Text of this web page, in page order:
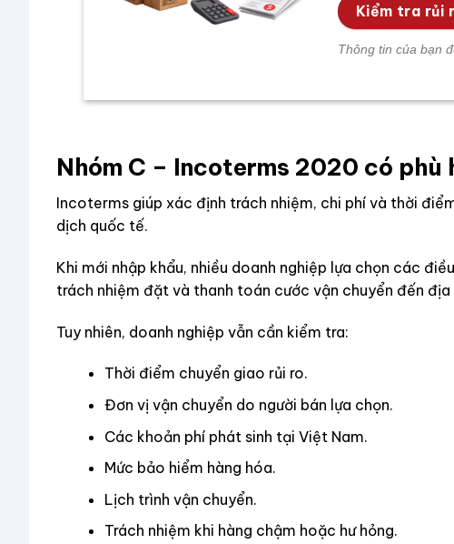
Kiểm tra rủi
Thông tin của bạn
Nhóm C – Incoterms 2020 có phù
Incoterms giúp xác định trách nhiệm, chi phí và thời
dịch quốc tế.
Khi mới nhập khẩu, nhiều doanh nghiệp lựa chọn các
trách nhiệm đặt và thanh toán cước vận chuyển đến
Tuy nhiên, doanh nghiệp vẫn cần kiểm tra:
Thời điểm chuyển giao rủi ro.
Đơn vị vận chuyển do người bán lựa chọn.
Các khoản phí phát sinh tại Việt Nam.
Mức bảo hiểm hàng hóa.
Lịch trình vận chuyển.
Trách nhiệm khi hàng chậm hoặc hư hỏng.